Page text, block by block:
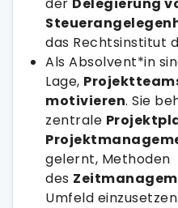
das Rechtsinstitut
Als Absolvent*in
Lage,
motivieren. Sie
zentrale
gelernt, Methoden
des
Umfeld einzusetzen.